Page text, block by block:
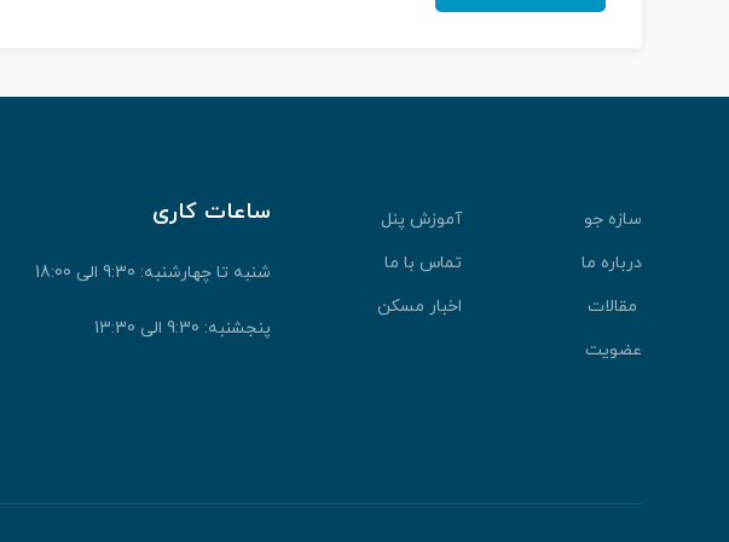
سازه جو
آموزش پنل
درباره ما
تماس با ما
مقالات
اخبار مسکن
عضویت
ساعات کاری
شنبه تا چهارشنبه: 9:30 الی 18:00
پنجشنبه: 9:30 الی 13:30